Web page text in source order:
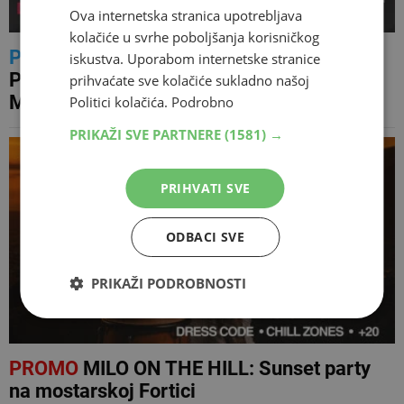
PROMODAN ODLIČNIH AKCIJSKIH
POPUSTA – Sretna Osmica u trgovinama
Mališić Home&amp;Decor
PROMOMILO ON THE HILL: Sunset party
na mostarskoj Fortici
Ova internetska stranica upotrebljava
kolačiće u svrhe poboljšanja korisničkog
iskustva. Uporabom internetske stranice
prihvaćate sve kolačiće sukladno našoj
Politici kolačića. Podrobno
PRIKAŽI SVE PARTNERE (1581) →
PRIHVATI SVE
ODBACI SVE
PRIKAŽI PODROBNOSTI